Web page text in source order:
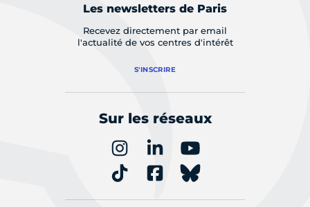
Les newsletters de Paris
Recevez directement par email
l'actualité de vos centres d'intérêt
S'INSCRIRE
Sur les réseaux